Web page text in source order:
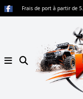
Frais de port à partir de